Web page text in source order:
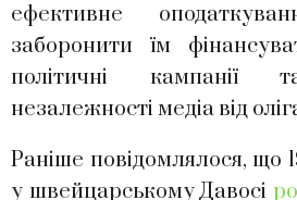
ефективне
заборонити їм
політичні кампанії
незалежності медіа від
Раніше повідомлялося, що
у швейцарському Давосі